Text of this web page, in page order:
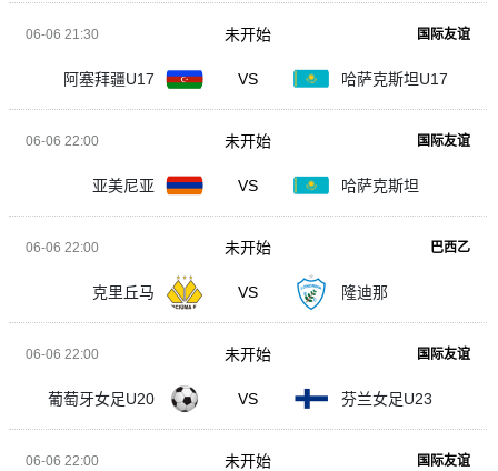
06-06 21:30 国际友谊
阿塞拜疆U17 VS 哈萨克斯坦U17
未开始
06-06 22:00 国际友谊
亚美尼亚 VS 哈萨克斯坦
未开始
06-06 22:00 巴西乙
克里丘马 VS 隆迪那
未开始
06-06 22:00 国际友谊
葡萄牙女足U20 VS 芬兰女足U23
未开始
06-06 22:00 国际友谊
未开始